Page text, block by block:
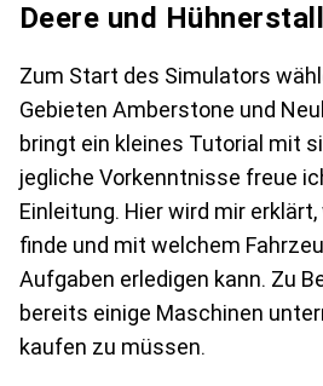
Deere und Hühnerstall
Zum Start des Simulators
Gebieten Amberstone und
bringt ein kleines Tutorial mit
jegliche Vorkenntnisse freue
Einleitung. Hier wird mir
finde und mit welchem
Aufgaben erledigen kann. Zu
bereits einige Maschinen
kaufen zu müssen.